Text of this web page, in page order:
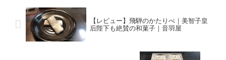
【レビュー】飛騨のかたりべ｜美智子皇
后陛下も絶賛の和菓子｜音羽屋